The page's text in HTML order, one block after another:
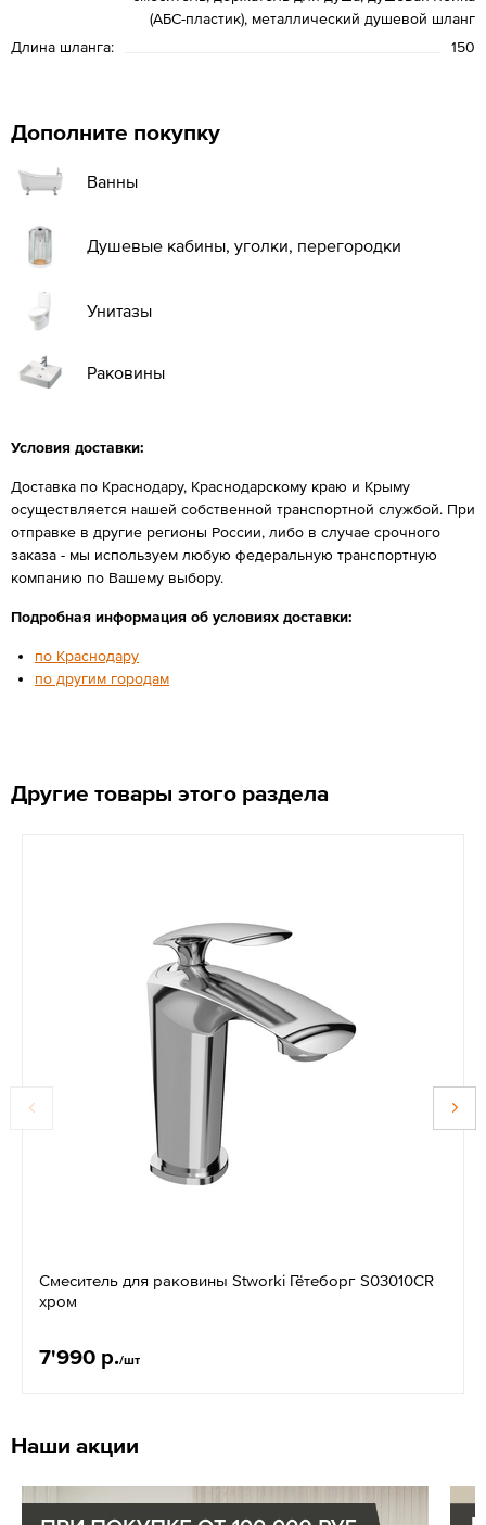
(АБС-пластик), металлический душевой шланг
Длина шланга:
150
Дополните покупку
Ванны
Душевые кабины, уголки, перегородки
Унитазы
Раковины
Условия доставки:
Доставка по Краснодару, Краснодарскому краю и Крыму
осуществляется нашей собственной транспортной службой. При
отправке в другие регионы России, либо в случае срочного
заказа - мы используем любую федеральную транспортную
компанию по Вашему выбору.
Подробная информация об условиях доставки:
по Краснодару
по другим городам
Другие товары этого раздела
Смеситель для раковины Stworki Гётеборг S03010CR
хром
7'990 р./шт
Наши акции